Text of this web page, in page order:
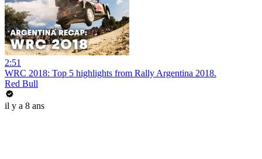
2:51
WRC 2018: Top 5 highlights from Rally Argentina 2018.
Red Bull
il y a 8 ans